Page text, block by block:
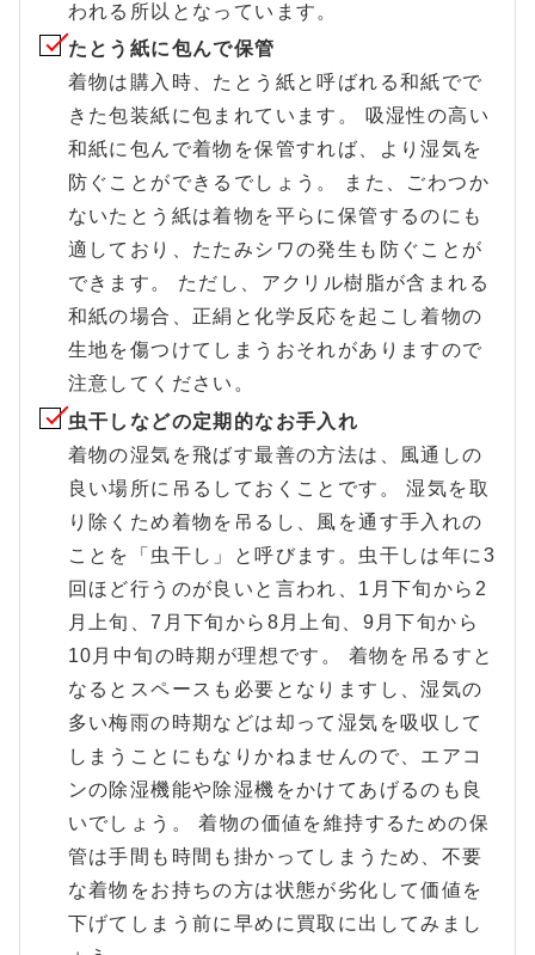
われる所以となっています。
たとう紙に包んで保管
着物は購入時、たとう紙と呼ばれる和紙でで
きた包装紙に包まれています。 吸湿性の高い
和紙に包んで着物を保管すれば、より湿気を
防ぐことができるでしょう。 また、ごわつか
ないたとう紙は着物を平らに保管するのにも
適しており、たたみシワの発生も防ぐことが
できます。 ただし、アクリル樹脂が含まれる
和紙の場合、正絹と化学反応を起こし着物の
生地を傷つけてしまうおそれがありますので
注意してください。
虫干しなどの定期的なお手入れ
着物の湿気を飛ばす最善の方法は、風通しの
良い場所に吊るしておくことです。 湿気を取
り除くため着物を吊るし、風を通す手入れの
ことを「虫干し」と呼びます。虫干しは年に3
回ほど行うのが良いと言われ、1月下旬から2
月上旬、7月下旬から8月上旬、9月下旬から
10月中旬の時期が理想です。 着物を吊るすと
なるとスペースも必要となりますし、湿気の
多い梅雨の時期などは却って湿気を吸収して
しまうことにもなりかねませんので、エアコ
ンの除湿機能や除湿機をかけてあげるのも良
いでしょう。 着物の価値を維持するための保
管は手間も時間も掛かってしまうため、不要
な着物をお持ちの方は状態が劣化して価値を
下げてしまう前に早めに買取に出してみまし